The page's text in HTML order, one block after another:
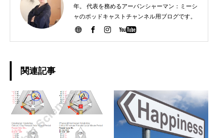
年。 代表を務めるアーバンシャーマン：ミーシ
ャのポッドキャストチャンネル用ブログです。
関連記事